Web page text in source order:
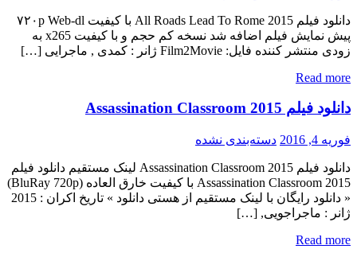
دانلود فیلم All Roads Lead To Rome 2015 با کیفیت ۷۲۰p Web-dl
پیش نمایش فیلم اضافه شد نسخه کم حجم و با کیفیت x265 به
زودی منتشر کننده فایل: Film2Movie ژانر : کمدی , ماجرایی […]
Read more
دانلود فیلم Assassination Classroom 2015
فوریه 4, 2016 دسته‌بندی نشده
دانلود فیلم Assassination Classroom 2015 لینک مستقیم دانلود فیلم
Assassination Classroom 2015 با کیفیت خارق العاده (BluRay 720p)
« دانلود رایگان با لینک مستقیم از هستی دانلود » تاریخ اکران : 2015
ژانر : ماجراجویی, […]
Read more